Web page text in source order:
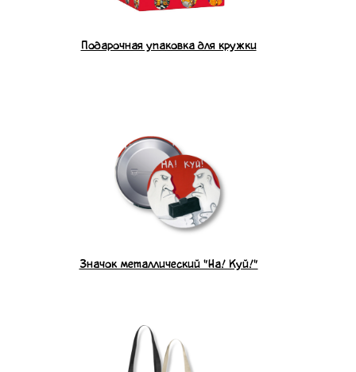
Подарочная упаковка для кружки
Значок металлический "На! Куй!"